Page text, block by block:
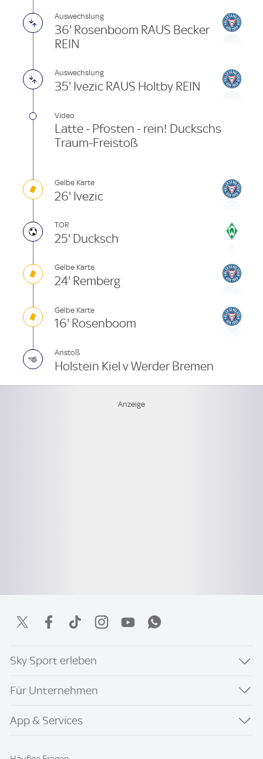
Auswechslung
36' Rosenboom RAUS Becker
REIN
Auswechslung
35' Ivezic RAUS Holtby REIN
Video
Latte - Pfosten - rein! Duckschs
Traum-Freistoß
Gelbe Karte
26' Ivezic
TOR
25' Ducksch
Gelbe Karte
24' Remberg
Gelbe Karte
16' Rosenboom
Anstoß
Holstein Kiel v Werder Bremen
Sky Sport erleben
Für Unternehmen
App & Services